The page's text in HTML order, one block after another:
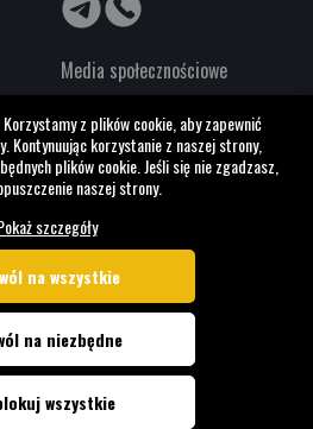
Media społecznościowe
Wszelkie prawa zastrzeżone.
byUPIX Technologies
z plików cookie, aby zapewnić
Kontynuując korzystanie z naszej strony,
plików cookie. Jeśli się nie zgadzasz,
naszej strony.
szczegóły
na wszystkie
na niezbędne
wszystkie